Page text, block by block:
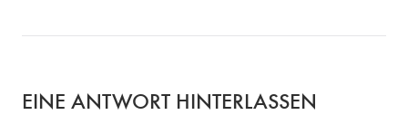
EINE ANTWORT HINTERLASSEN